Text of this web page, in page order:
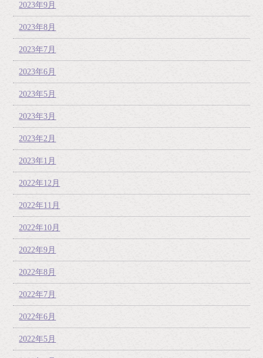
2023年9月
2023年8月
2023年7月
2023年6月
2023年5月
2023年3月
2023年2月
2023年1月
2022年12月
2022年11月
2022年10月
2022年9月
2022年8月
2022年7月
2022年6月
2022年5月